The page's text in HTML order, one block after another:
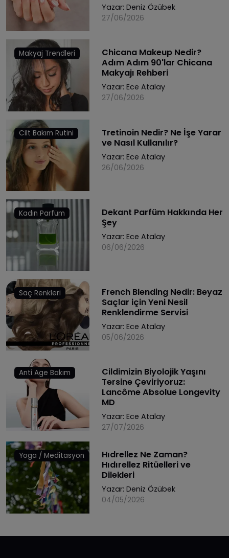
Yazar: Deniz Özübek
27/06/2026
Makyaj Trendleri
Chicana Makeup Nedir?
Adım Adım 90'lar Chicana
Makyajı Rehberi
Yazar: Ece Atalay
27/06/2026
Cilt Bakım Rutini
Tretinoin Nedir? Ne İşe Yarar
ve Nasıl Kullanılır?
Yazar: Ece Atalay
26/06/2026
Kadın Parfüm
Dekant Parfüm Hakkında Her
Şey
Yazar: Ece Atalay
06/06/2026
Saç Renkleri
French Blending Nedir: Beyaz
Saçlar için Yeni Nesil
Renklendirme Servisi
Yazar: Ece Atalay
05/06/2026
Anti Age Bakım
Cildimizin Biyolojik Yaşını
Tersine Çeviriyoruz:
Lancôme Absolue Longevity
MD
Yazar: Ece Atalay
27/07/2026
Yoga / Meditasyon
Hıdrellez Ne Zaman?
Hıdırellez Ritüelleri ve
Dilekleri
Yazar: Deniz Özübek
04/05/2026